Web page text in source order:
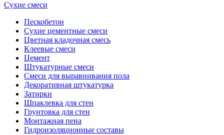
Сухие смеси
Пескобетон
Сухие цементные смеси
Цветная кладочная смесь
Клеевые смеси
Цемент
Штукатурные смеси
Смеси для выравнивания пола
Декоративная штукатурка
Затирки
Шпаклевка для стен
Грунтовка для стен
Монтажная пена
Гидроизоляционные составы